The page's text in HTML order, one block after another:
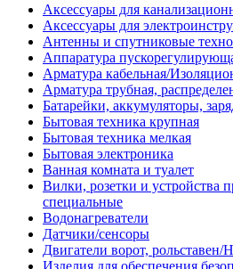
Аксессуары для
Аксессуары для
Антенны и спутниковые
Аппаратура
Арматура кабельная/
Арматура трубная,
Батарейки, аккумуляторы,
Бытовая техника крупная
Бытовая техника мелкая
Бытовая электроника
Ванная комната и туалет
Вилки, розетки и устройства
специальные
Водонагреватели
Датчики/сенсоры
Двигатели ворот,
Изделия для обеспечения